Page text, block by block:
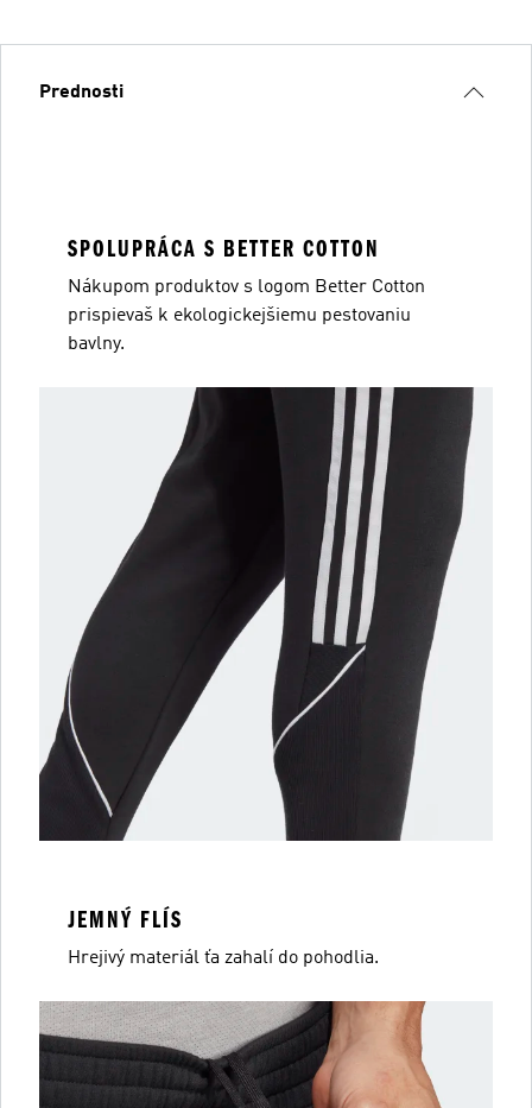
Prednosti
SPOLUPRÁCA S BETTER COTTON
Nákupom produktov s logom Better Cotton
prispievaš k ekologickejšiemu pestovaniu
bavlny.
JEMNÝ FLÍS
Hrejivý materiál ťa zahalí do pohodlia.